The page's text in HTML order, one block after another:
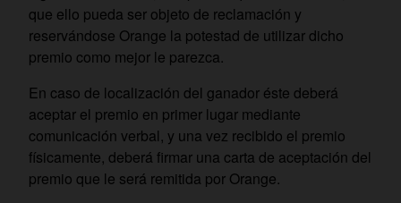
que ello pueda ser objeto de reclamación y
reservándose Orange la potestad de utilizar dicho
premio como mejor le parezca.
En caso de localización del ganador éste deberá
aceptar el premio en primer lugar mediante
comunicación verbal, y una vez recibido el premio
físicamente, deberá firmar una carta de aceptación del
premio que le será remitida por Orange.